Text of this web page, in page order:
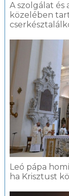
A szolgálat és
közelében
Leó pápa
ha Krisztust